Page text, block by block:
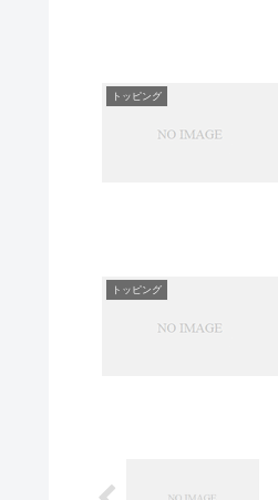
トッピング
トッピング